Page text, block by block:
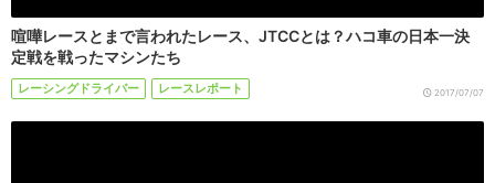
喧嘩レースとまで言われたレース、JTCCとは？ハコ車の日本一決
定戦を戦ったマシンたち
レーシングドライバー レースレポート 2017/07/07